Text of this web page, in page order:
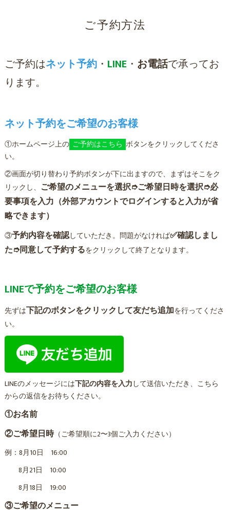
ご予約方法
ご予約はネット予約・ LINE ・ お電話で承ってお
ります。
ネット予約をご希望のお客様
①ホームページ上の ご予約はこちら ボタンをクリックしてくださ
い。
②画面が切り替わり予約ボタンが下に出ますので、まずはそこをク
リックし、 ご希望のメニューを選択➮ご希望日時を選択➮必
要事項を入力（外部アカウントでログインすると入力が省
略できます）
③予約内容を確認していただき。問題がなければ✅確認しまし
た➮同意して予約するをクリックして終了となります。
LINEで予約をご希望のお客様
先ずは下記のボタンをクリックして友だち追加を行ってくださ
い。
LINEのメッセージには下記の内容を入力して送信いただき、こちら
からの返信をお待ちください。
①お名前
②ご希望日時（ご希望順に2〜3個ご入力ください）
例：8月10日 16:00
8月21日 10:00
8月18日 19:00
③ご希望のメニュー